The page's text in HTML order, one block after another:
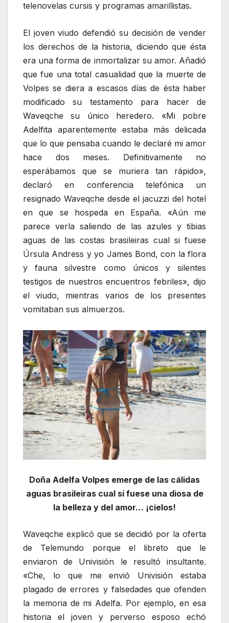
telenovelas cursis y programas amarillistas.
El joven viudo defendió su decisión de vender
los derechos de la historia, diciendo que ésta
era una forma de inmortalizar su amor. Añadió
que fue una total casualidad que la muerte de
Volpes se diera a escasos días de ésta haber
modificado su testamento para hacer de
Waveqche su único heredero. «Mi pobre
Adelfita aparentemente estaba más delicada
que lo que pensaba cuando le declaré mi amor
hace dos meses. Definitivamente no
esperábamos que se muriera tan rápido»,
declaró en conferencia telefónica un
resignado Waveqche desde el jacuzzi del hotel
en que se hospeda en España. «Aún me
parece verla saliendo de las azules y tibias
aguas de las costas brasileiras cual si fuese
Úrsula Andress y yo James Bond, con la flora
y fauna silvestre como únicos y silentes
testigos de nuestros encuentros febriles», dijo
el viudo, mientras varios de los presentes
vomitaban sus almuerzos.
Doña Adelfa Volpes emerge de las cálidas
aguas brasileiras cual si fuese una diosa de
la belleza y del amor… ¡cielos!
Waveqche explicó que se decidió por la oferta
de Telemundo porque el libreto que le
enviaron de Univisión le resultó insultante.
«Che, lo que me envió Univisión estaba
plagado de errores y falsedades que ofenden
la memoria de mi Adelfa. Por ejemplo, en esa
historia el joven y perverso esposo echó